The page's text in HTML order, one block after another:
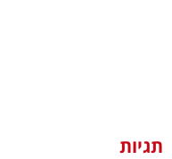
וצרכנות
תגיות